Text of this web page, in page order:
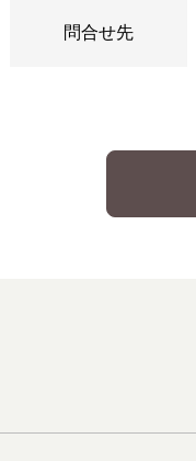
問合せ先